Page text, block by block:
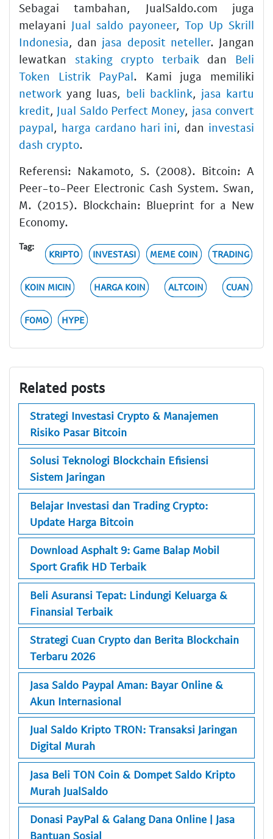
Sebagai tambahan, JualSaldo.com juga
melayani Jual saldo payoneer,Top Up Skrill
Indonesia, dan jasa deposit neteller. Jangan
lewatkan staking crypto terbaikdan Beli
Token Listrik PayPal. Kami juga memiliki
network yang luas, beli backlink, jasa kartu
kredit, Jual Saldo Perfect Money, jasa convert
paypal, harga cardano hari ini, dan investasi
dash crypto.
Referensi: Nakamoto, S. (2008). Bitcoin: A
Peer-to-Peer Electronic Cash System. Swan,
M. (2015). Blockchain: Blueprint for a New
Economy.
Tag:
KRIPTO INVESTASI MEME COIN TRADING
KOIN MICIN HARGA KOIN ALTCOIN CUAN
FOMO HYPE
Related posts
Strategi Investasi Crypto & Manajemen
Risiko Pasar Bitcoin
Solusi Teknologi Blockchain Efisiensi
Sistem Jaringan
Belajar Investasi dan Trading Crypto:
Update Harga Bitcoin
Download Asphalt 9: Game Balap Mobil
Sport Grafik HD Terbaik
Beli Asuransi Tepat: Lindungi Keluarga &
Finansial Terbaik
Strategi Cuan Crypto dan Berita Blockchain
Terbaru 2026
Jasa Saldo Paypal Aman: Bayar Online &
Akun Internasional
Jual Saldo Kripto TRON: Transaksi Jaringan
Digital Murah
Jasa Beli TON Coin & Dompet Saldo Kripto
Murah JualSaldo
Donasi PayPal & Galang Dana Online | Jasa
Bantuan Sosial